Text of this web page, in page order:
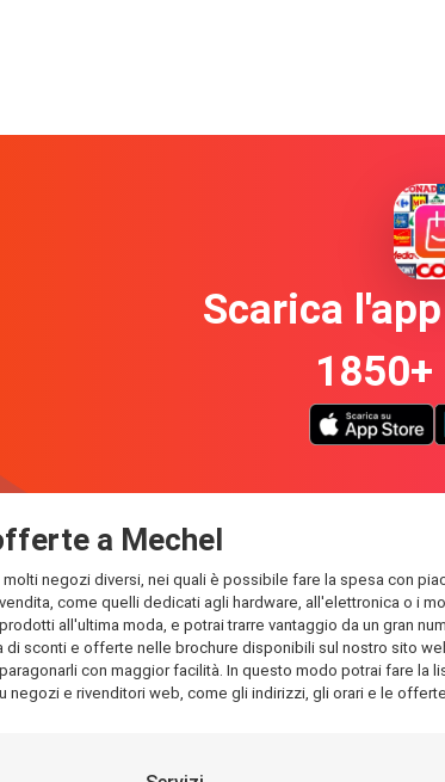
Scarica
a Mechel
negozi diversi, nei quali è possibile fare la spesa con
come quelli dedicati agli hardware, all'elettronica o i
all'ultima moda, e potrai trarre vantaggio da un gran
di sconti e offerte nelle brochure disponibili sul nostro sito
con maggior facilità. In questo modo potrai fare la
negozi e rivenditori web, come gli indirizzi, gli orari e le